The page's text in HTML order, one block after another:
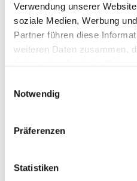
Verwendung unserer
soziale Medien, Werbung
Partner führen diese
weiteren Daten zusammen,
Notwendig
Präferenzen
Statistiken
kit de
simple
pour tire-lait
set pour tire-lait